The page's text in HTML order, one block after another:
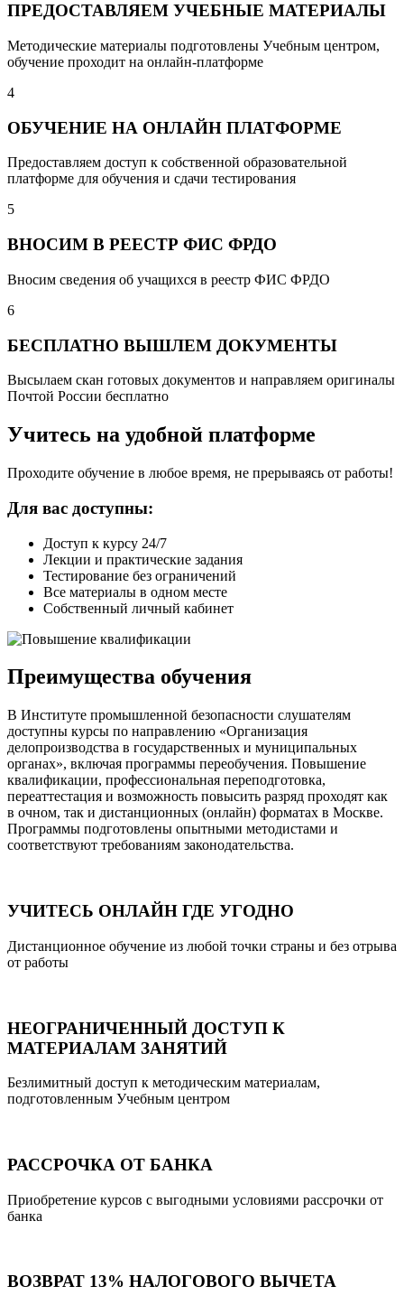
ПРЕДОСТАВЛЯЕМ УЧЕБНЫЕ МАТЕРИАЛЫ
Методические материалы подготовлены Учебным центром,
обучение проходит на онлайн-платформе
4
ОБУЧЕНИЕ НА ОНЛАЙН ПЛАТФОРМЕ
Предоставляем доступ к собственной образовательной
платформе для обучения и сдачи тестирования
5
ВНОСИМ В РЕЕСТР ФИС ФРДО
Вносим сведения об учащихся в реестр ФИС ФРДО
6
БЕСПЛАТНО ВЫШЛЕМ ДОКУМЕНТЫ
Высылаем скан готовых документов и направляем оригиналы
Почтой России бесплатно
Учитесь на удобной платформе
Проходите обучение в любое время, не прерываясь от работы!
Для вас доступны:
Доступ к курсу 24/7
Лекции и практические задания
Тестирование без ограничений
Все материалы в одном месте
Собственный личный кабинет
Преимущества обучения
В Институте промышленной безопасности слушателям
доступны курсы по направлению «Организация
делопроизводства в государственных и муниципальных
органах», включая программы переобучения. Повышение
квалификации, профессиональная переподготовка,
переаттестация и возможность повысить разряд проходят как
в очном, так и дистанционных (онлайн) форматах в Москве.
Программы подготовлены опытными методистами и
соответствуют требованиям законодательства.
УЧИТЕСЬ ОНЛАЙН ГДЕ УГОДНО
Дистанционное обучение из любой точки страны и без отрыва
от работы
НЕОГРАНИЧЕННЫЙ ДОСТУП К
МАТЕРИАЛАМ ЗАНЯТИЙ
Безлимитный доступ к методическим материалам,
подготовленным Учебным центром
РАССРОЧКА ОТ БАНКА
Приобретение курсов с выгодными условиями рассрочки от
банка
ВОЗВРАТ 13% НАЛОГОВОГО ВЫЧЕТА